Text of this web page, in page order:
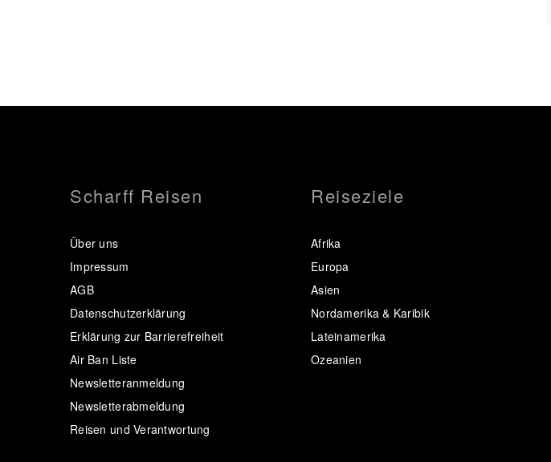
Scharff Reisen
Über uns
Impressum
AGB
Datenschutzerklärung
Erklärung zur Barrierefreiheit
Air Ban Liste
Newsletteranmeldung
Newsletterabmeldung
Reisen und Verantwortung
Reiseziele
Afrika
Europa
Asien
Nordamerika & Karibik
Lateinamerika
Ozeanien